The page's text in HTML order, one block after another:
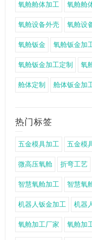
氧舱舱体加工 氧舱舱
氧舱设备外壳 氧舱设
氧舱钣金 氧舱钣金加
氧舱钣金加工定制 氧
舱体定制 舱体钣金加
热门标签
五金模具加工 五金模
微高压氧舱 折弯工艺
智慧氧舱加工 智慧氧
机器人钣金加工 机器
氧舱加工厂家 氧舱加